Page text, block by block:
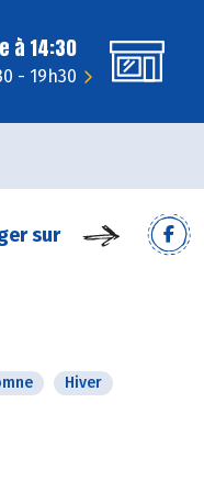
à 14:30
- 19h30
sur
Hiver